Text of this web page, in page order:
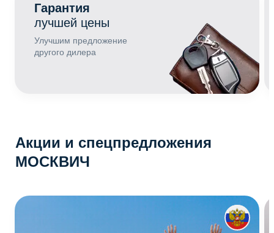
Гарантия
лучшей цены
Улучшим предложение
другого дилера
Акции и спецпредложения
МОСКВИЧ